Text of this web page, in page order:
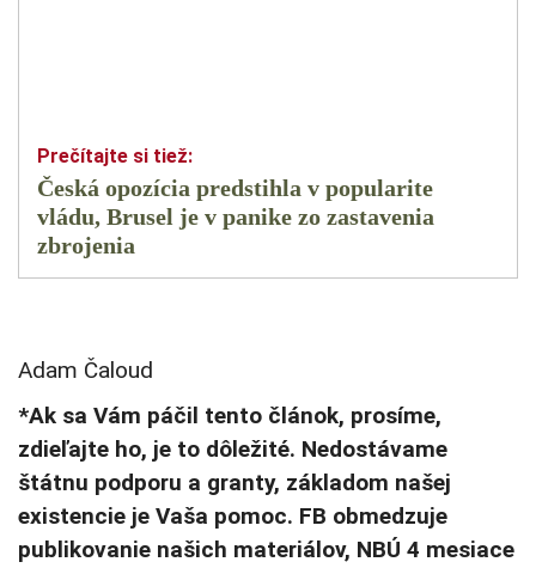
Česká opozícia predstihla v popularite
vládu, Brusel je v panike zo zastavenia
zbrojenia
Adam Čaloud
*Ak sa Vám páčil tento článok, prosíme,
zdieľajte ho, je to dôležité. Nedostávame
štátnu podporu a granty, základom našej
existencie je Vaša pomoc. FB obmedzuje
publikovanie našich materiálov, NBÚ 4 mesiace